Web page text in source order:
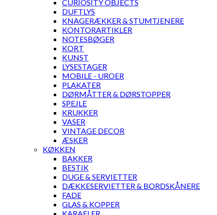
CURIOSITY OBJECTS
DUFTLYS
KNAGERÆKKER & STUMTJENERE
KONTORARTIKLER
NOTESBØGER
KORT
KUNST
LYSESTAGER
MOBILE - UROER
PLAKATER
DØRMÅTTER & DØRSTOPPER
SPEJLE
KRUKKER
VASER
VINTAGE DECOR
ÆSKER
KØKKEN
BAKKER
BESTIK
DUGE & SERVIETTER
DÆKKESERVIETTER & BORDSKÅNERE
FADE
GLAS & KOPPER